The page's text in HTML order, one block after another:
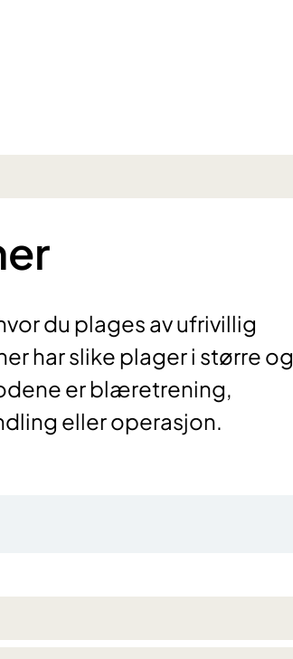
du plages av ufrivillig
har slike plager i større og
er blæretrening,
eller operasjon.